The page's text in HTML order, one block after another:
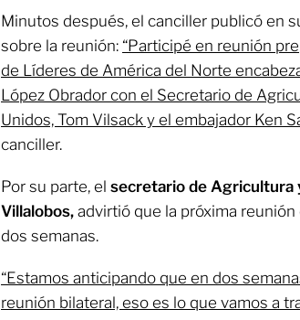
Minutos después, el canciller publicó en
sobre la reunión: “Participé en reunión
de Líderes de América del Norte
López Obrador con el Secretario de
Unidos, Tom Vilsack y el embajador Ken
canciller.
Por su parte, el secretario de Agricultura
Villalobos, advirtió que la próxima
dos semanas.
“Estamos anticipando que en dos
reunión bilateral, eso es lo que vamos a